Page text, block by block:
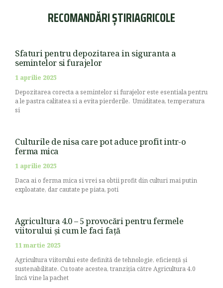
RECOMANDĂRI ȘTIRIAGRICOLE
Sfaturi pentru depozitarea in siguranta a
semintelor si furajelor
1 aprilie 2025
Depozitarea corecta a semintelor si furajelor este esentiala pentru
a le pastra calitatea si a evita pierderile. Umiditatea, temperatura
si
Culturile de nisa care pot aduce profit intr-o
ferma mica
1 aprilie 2025
Daca ai o ferma mica si vrei sa obtii profit din culturi mai putin
exploatate, dar cautate pe piata, poti
Agricultura 4.0 – 5 provocări pentru fermele
viitorului și cum le faci față
11 martie 2025
Agricultura viitorului este definită de tehnologie, eficiență și
sustenabilitate. Cu toate acestea, tranziția către Agricultura 4.0
încă vine la pachet